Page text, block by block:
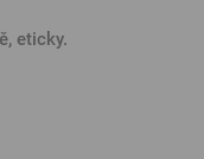
eticky.